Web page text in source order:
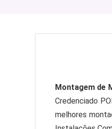
Montagem de
Credenciado
melhores